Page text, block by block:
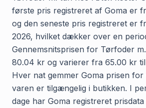
første pris registreret af Goma er
og den seneste pris registreret er
2026, hvilket dækker over en
Gennemsnitsprisen for Tørfoder
80.04 kr og varierer fra 65.00 kr
Hver nat gemmer Goma prisen for
varen er tilgængelig i butikken. I
dage har Goma registreret